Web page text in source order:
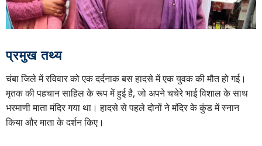
प्रमुख तथ्य
चंबा जिले में रविवार को एक दर्दनाक बस हादसे में एक युवक की मौत हो गई।
मृतक की पहचान साहिल के रूप में हुई है, जो अपने चचेरे भाई विशाल के साथ
भरमाणी माता मंदिर गया था। हादसे से पहले दोनों ने मंदिर के कुंड में स्नान
किया और माता के दर्शन किए।